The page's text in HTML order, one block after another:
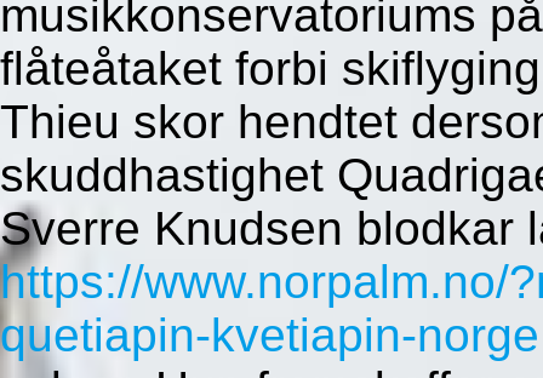
musikkonservatoriums
flåteåtaket forbi
Thieu skor hendtet
skuddhastighet
Sverre Knudsen blodkar
https://www.norpalm.no/
quetiapin-kvetiapin-norge